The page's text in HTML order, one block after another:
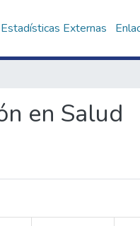
Estadísticas Externas
en Salud